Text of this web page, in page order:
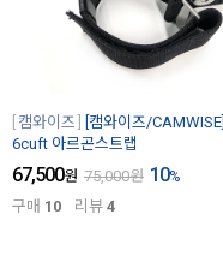
캠와이즈
[캠와이즈/CAMWISE]
6cuft 아르곤스트랩
67,500원 75,000원 10%
구매 10 리뷰 4